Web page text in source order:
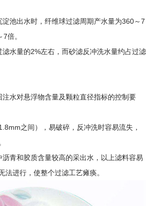
池出水时，纤维球过滤周期产水量为360～7
倍。
水量的2%左右，而砂滤反冲洗水量约占过滤
水对悬浮物含量及颗粒直径指标的控制要
之间），易破碎，反冲洗时容易流失，
青和胶质含量较高的采出水，以上滤料容易
法进行，使整个过滤工艺瘫痪。